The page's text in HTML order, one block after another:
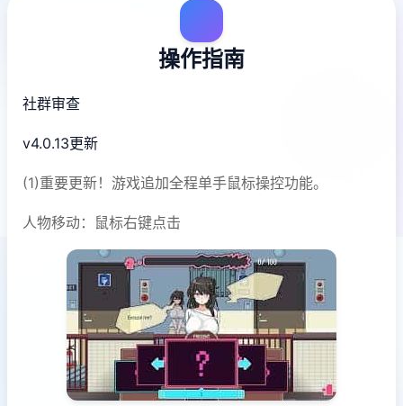
操作指南
社群审查
v4.0.13更新
(1)重要更新！游戏追加全程单手鼠标操控功能。
人物移动：鼠标右键点击